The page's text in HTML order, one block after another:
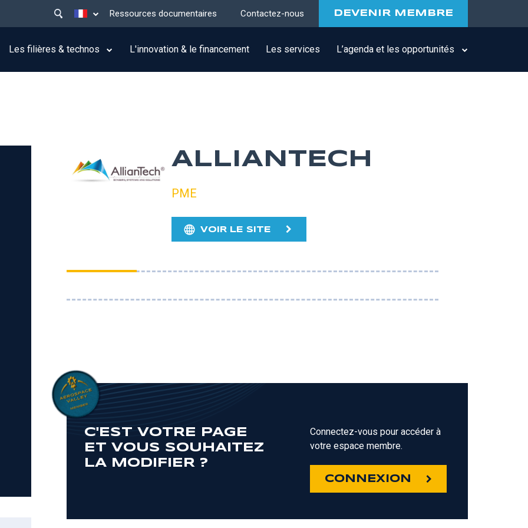
Lister les actions supplémentaires
menu
top
Ressources documentaires Contactez-nous DEVENIR MEMBRE
Les filières & technos L'innovation & le financement Les services L’agenda et les opportunités
ALLIANTECH
PME
VOIR LE SITE
C'EST VOTRE PAGE
ET VOUS SOUHAITEZ
LA MODIFIER ?
Connectez-vous pour accéder à
votre espace membre.
CONNEXION